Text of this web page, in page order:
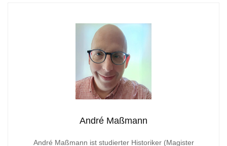
André Maßmann
André Maßmann ist studierter Historiker (Magister